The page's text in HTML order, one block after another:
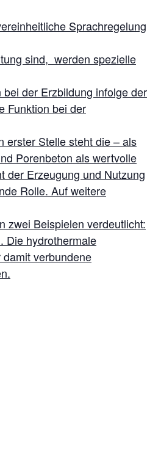
Sprachregelung
sind, werden spezielle
der Erzbildung infolge der
Funktion bei der
erster Stelle steht die – als
Porenbeton als wertvolle
der Erzeugung und Nutzung
Rolle. Auf weitere
zwei Beispielen verdeutlicht:
Die hydrothermale
verbundene